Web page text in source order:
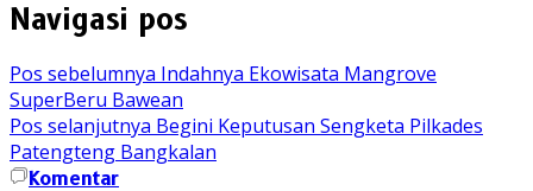
Navigasi pos
Pos sebelumnya Indahnya Ekowisata Mangrove
SuperBeru Bawean
Pos selanjutnya Begini Keputusan Sengketa Pilkades
Patengteng Bangkalan
Komentar